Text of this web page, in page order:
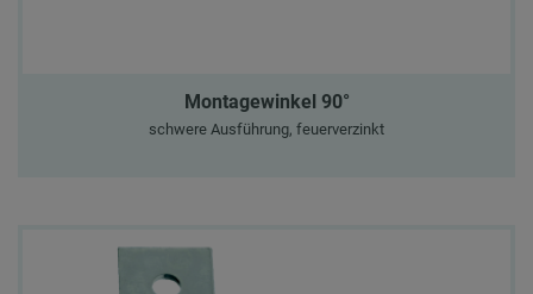
Montagewinkel 90°
schwere Ausführung, feuerverzinkt